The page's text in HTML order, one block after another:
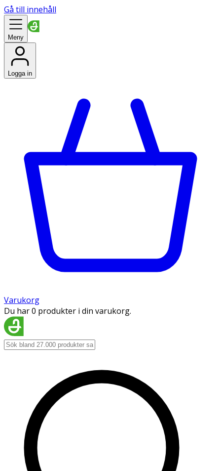
Gå till innehåll
Meny
Logga in
Varukorg
Du har 0 produkter i din varukorg.